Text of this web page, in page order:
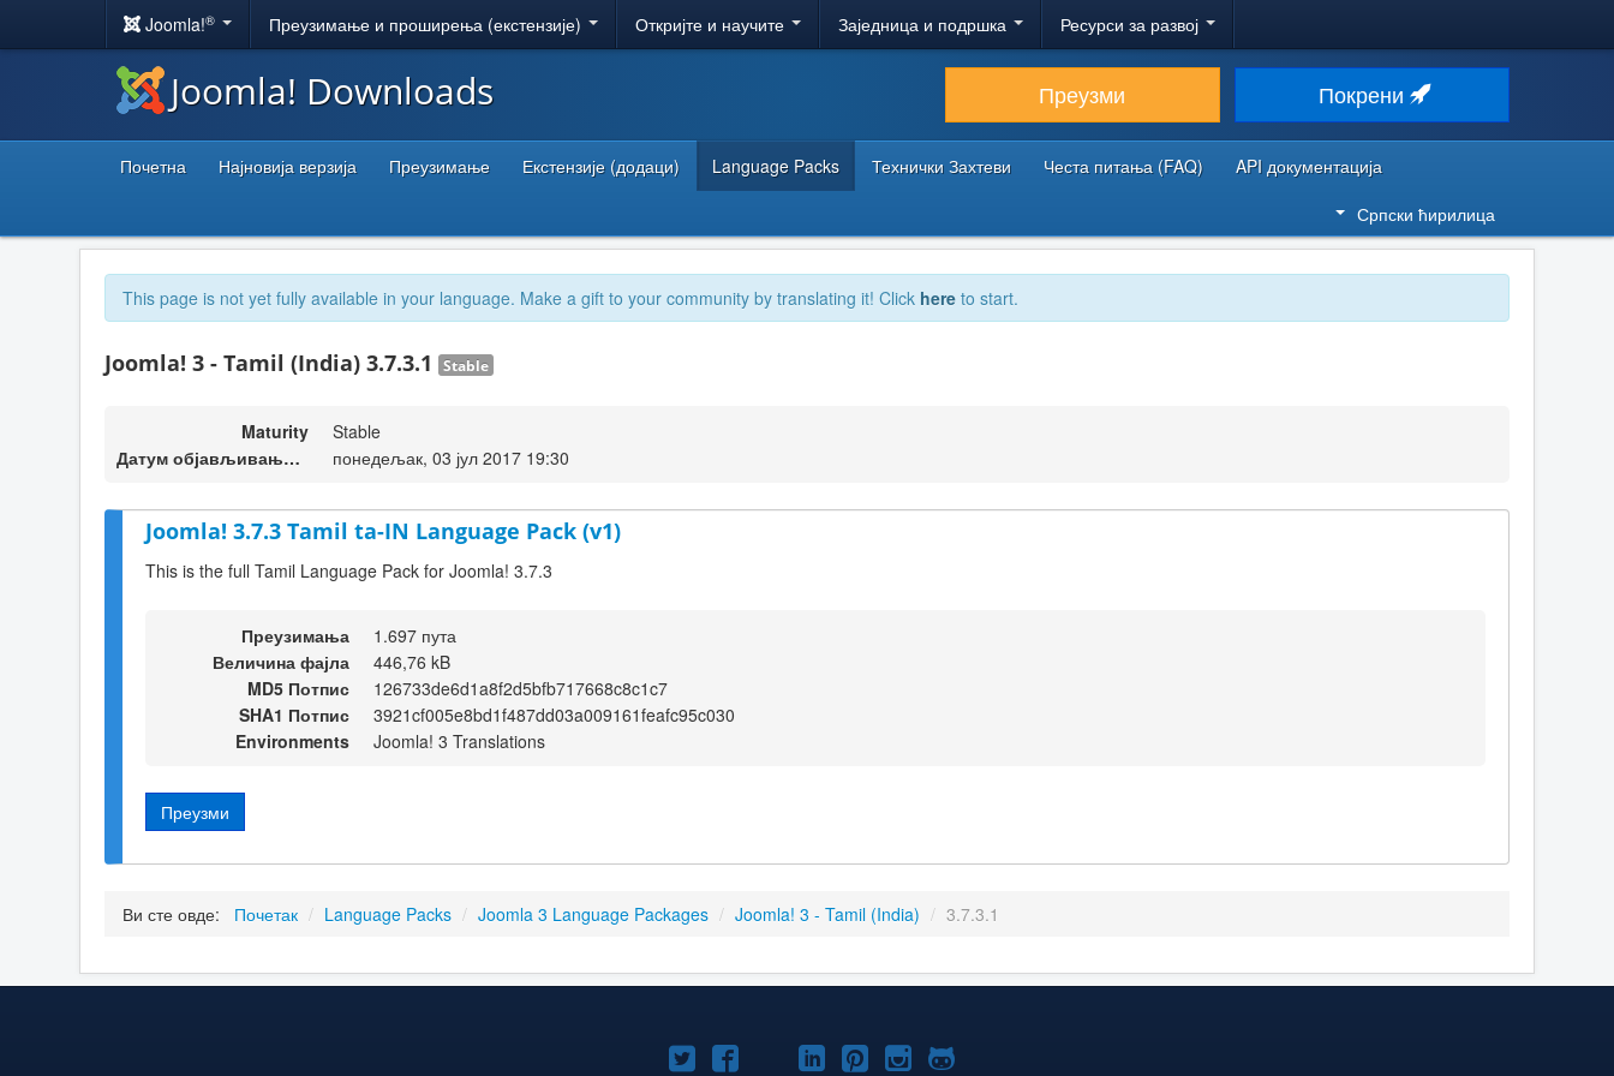
Joomla!® Преузимање и проширења (екстензије) Откријте и научите Заједница и подршка Ресурси за развој
Joomla! Downloads Преузми Покрени
Почетна Најновија верзија Преузимање Екстензије (додаци) Language Packs Технички Захтеви Честа питања (FAQ)
API документација
Српски ћирилица
This page is not yet fully available in your language. Make a gift to your community by translating it! Click here to start.
Joomla! 3 - Tamil (India) 3.7.3.1 Stable
Maturity
Stable
Датум објављивања верзије
понедељак, 03 јул 2017 19:30
Joomla! 3.7.3 Tamil ta-IN Language Pack (v1)
This is the full Tamil Language Pack for Joomla! 3.7.3
Преузимања
1.697 пута
Величина фајла
446,76 kB
MD5 Потпис
126733de6d1a8f2d5bfb717668c8c1c7
SHA1 Потпис
3921cf005e8bd1f487dd03a009161feafc95c030
Environments
Joomla! 3 Translations
Преузми
Ви сте овде: Почетак / Language Packs / Joomla 3 Language Packages / Joomla! 3 - Tamil (India) / 3.7.3.1
Joomla!Joomla!Joomla!
Joomla!Joomla!
Joomla!Joomla!